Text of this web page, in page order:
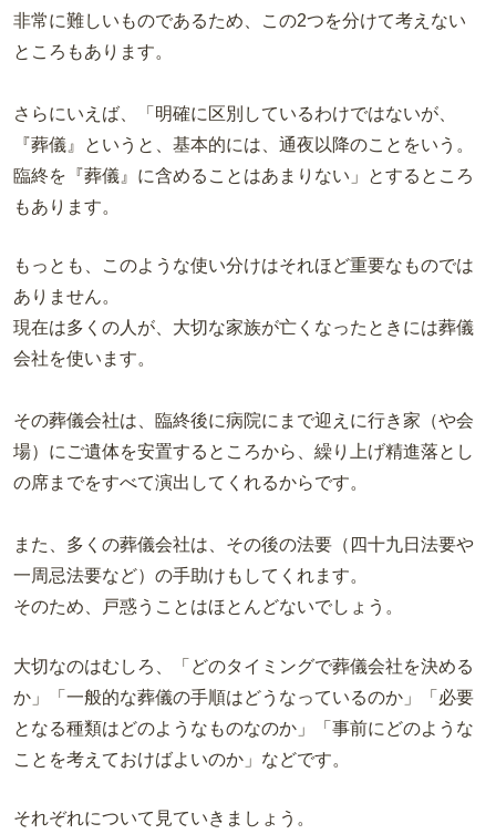
非常に難しいものであるため、この2つを分けて考えない
ところもあります。
さらにいえば、「明確に区別しているわけではないが、
『葬儀』というと、基本的には、通夜以降のことをいう。
臨終を『葬儀』に含めることはあまりない」とするところ
もあります。
もっとも、このような使い分けはそれほど重要なものでは
ありません。
現在は多くの人が、大切な家族が亡くなったときには葬儀
会社を使います。
その葬儀会社は、臨終後に病院にまで迎えに行き家（や会
場）にご遺体を安置するところから、繰り上げ精進落とし
の席までをすべて演出してくれるからです。
また、多くの葬儀会社は、その後の法要（四十九日法要や
一周忌法要など）の手助けもしてくれます。
そのため、戸惑うことはほとんどないでしょう。
大切なのはむしろ、「どのタイミングで葬儀会社を決める
か」「一般的な葬儀の手順はどうなっているのか」「必要
となる種類はどのようなものなのか」「事前にどのような
ことを考えておけばよいのか」などです。
それぞれについて見ていきましょう。